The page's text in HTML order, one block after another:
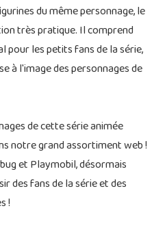
du même personnage, le
très pratique. Il comprend
pour les petits fans de la série,
à l'image des personnages de
de cette série animée
notre grand assortiment web !
et Playmobil, désormais
des fans de la série et des
!